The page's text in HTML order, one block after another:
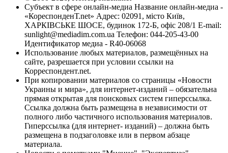
Субъект в сфере онлайн-медиа Название онлайн-медиа -
«КореспонденТ.net» Адрес: 02091, місто Київ,
ХАРКІВСЬКЕ ШОСЕ, будинок 172-Б, офіс 208/1 E-mail:
sunlight@mediadim.com.ua Телефон: 044-205-43-00
Идентификатор медиа - R40-06068
Использование любых материалов, размещённых на
сайте, разрешается при условии ссылки на
Корреспондент.net.
При копировании материалов со страницы «Новости
Украины и мира», для интернет-изданий – обязательна
прямая открытая для поисковых систем гиперссылка.
Ссылка должна быть размещена в независимости от
полного либо частичного использования материалов.
Гиперссылка (для интернет- изданий) – должна быть
размещена в подзаголовке или в первом абзаце
материала.